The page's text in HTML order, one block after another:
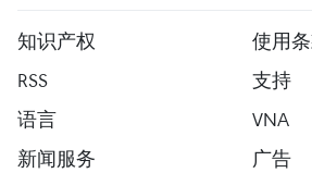
知识产权
使用
RSS
支持
语言
VNA
新闻服务
广告